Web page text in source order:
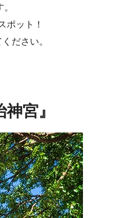
ポット！
ださい。
宮』